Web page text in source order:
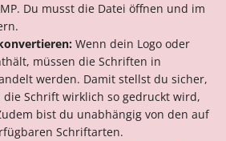
Du musst die Datei öffnen und im
Wenn dein Logo oder
müssen die Schriften in
werden. Damit stellst du sicher,
die Schrift wirklich so gedruckt wird,
bist du unabhängig von den auf
Schriftarten.